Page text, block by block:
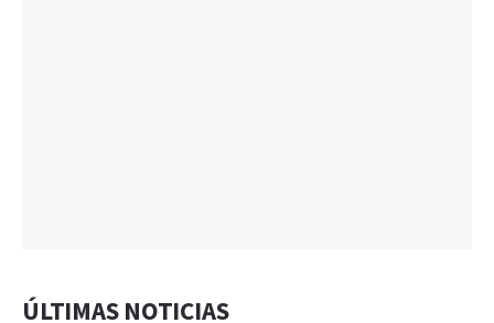
ÚLTIMAS NOTICIAS